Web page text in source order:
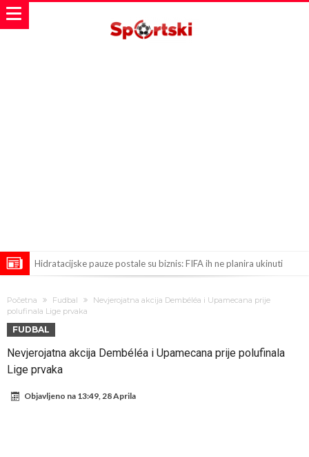
Hidratacijske pauze postale su biznis: FIFA ih ne planira ukinuti
Atletika?!
Ovo se Novaku nikad nije dešavalo: Sinner i Alcaraz odustaju, a
Zverev se odmah “raspao”
Infantino imao ljubavnicu: Isplivale skandalozne informacije, dobila je
novac od UEFA
Mourinho uvodi strogu disciplinu u Real Madrid. Ovo su tri nova
Početna Fudbal
Nevjerojatna akcija Dembéléa i Upamecana prije
polufinala Lige prvaka
FUDBAL
Nevjerojatna akcija Dembéléa i Upamecana prije polufinala
Lige prvaka
Objavljeno na 13:49, 28 Aprila